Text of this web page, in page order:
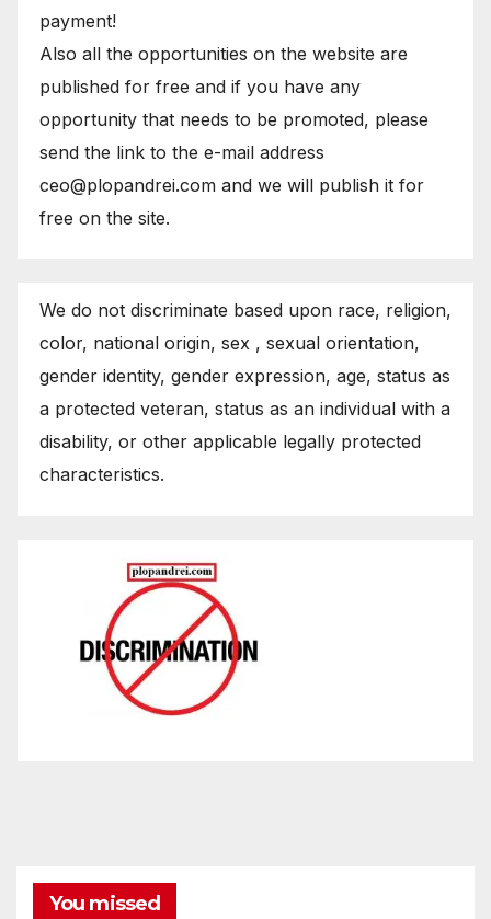
payment!
Also all the opportunities on the website are
published for free and if you have any
opportunity that needs to be promoted, please
send the link to the e-mail address
ceo@plopandrei.com and we will publish it for
free on the site.
We do not discriminate based upon race, religion,
color, national origin, sex , sexual orientation,
gender identity, gender expression, age, status as
a protected veteran, status as an individual with a
disability, or other applicable legally protected
characteristics.
You missed